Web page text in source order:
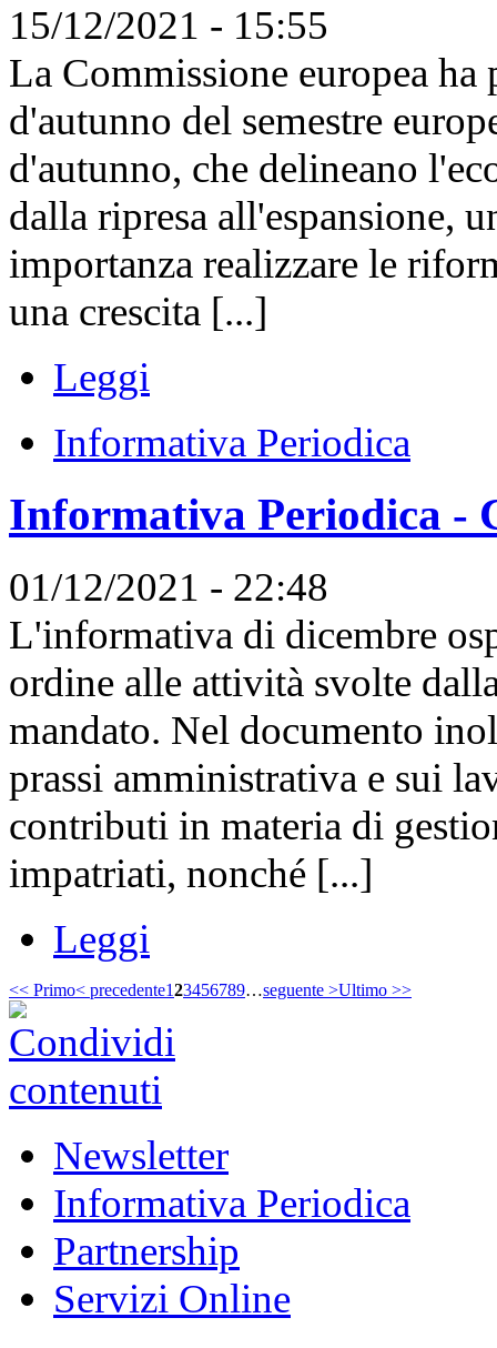
15/12/2021 - 15:55
La Commissione europea
d'autunno del semestre
d'autunno, che delineano
dalla ripresa all'espansione,
importanza realizzare le
una crescita [...]
Leggi
Informativa Periodica
Informativa Periodica -
01/12/2021 - 22:48
L'informativa di dicembre
ordine alle attività svolte
mandato. Nel documento
prassi amministrativa e sui
contributi in materia di
impatriati, nonché [...]
Leggi
<< Primo< precedente123456789…seguente >Ultimo >>
Newsletter
Informativa Periodica
Partnership
Servizi Online